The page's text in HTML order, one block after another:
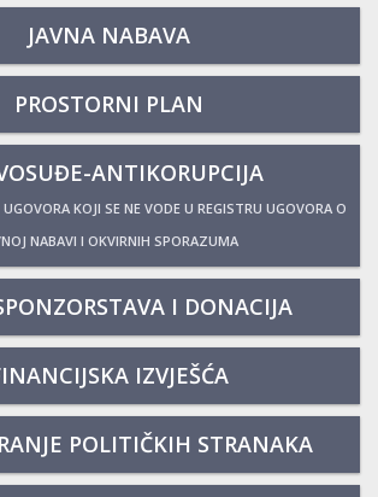
JAVNA NABAVA
PROSTORNI PLAN
ANTIKORUPCIJA
KOJI SE NE VODE U REGISTRU UGOVORA O
NABAVI I OKVIRNIH SPORAZUMA
I DONACIJA
IZVJEŠĆA
POLITIČKIH STRANAKA